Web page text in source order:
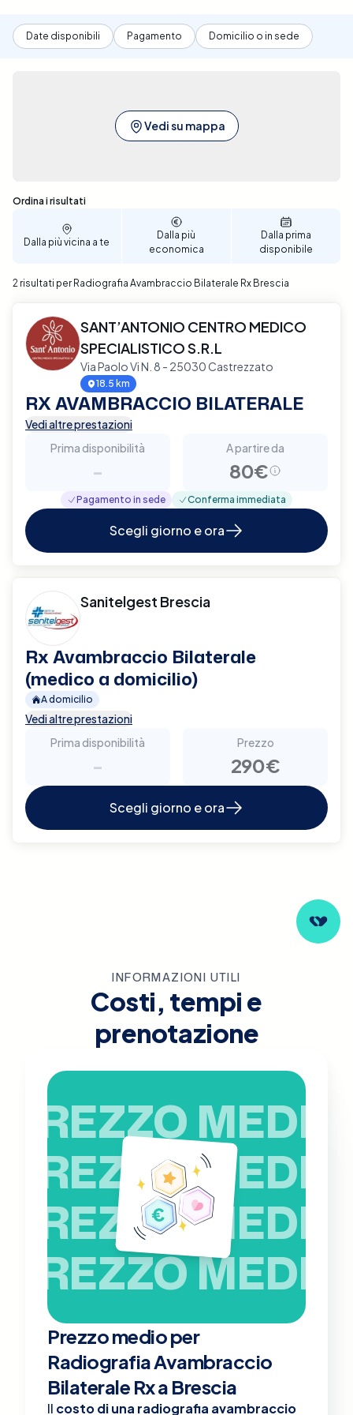
Date disponibili Pagamento Domicilio o in sede
Vedi su mappa
Sono stati trovati 2 risultati
Ordina i risultati
Dalla più vicina a te
Dalla più
economica
Dalla prima
disponibile
2 risultati per Radiografia Avambraccio Bilaterale Rx Brescia
SANT’ANTONIO CENTRO MEDICO
SPECIALISTICO S.R.L
Via Paolo Vi N. 8 - 25030 Castrezzato
18.5 km
RX AVAMBRACCIO BILATERALE
Vedi altre prestazioni
Prima disponibilità
-
A partire da
80€
Pagamento in sede Conferma immediata
Scegli giorno e ora
Sanitelgest Brescia
Rx Avambraccio Bilaterale
(medico a domicilio)
A domicilio
Vedi altre prestazioni
Prima disponibilità
-
Prezzo
290€
Scegli giorno e ora
INFORMAZIONI UTILI
Costi, tempi e
prenotazione
PREZZO MEDIO
PREZZO MEDIO
PREZZO MEDIO
PREZZO MEDIO
Prezzo medio per
Radiografia Avambraccio
Bilaterale Rx a Brescia
Il costo di una radiografia avambraccio